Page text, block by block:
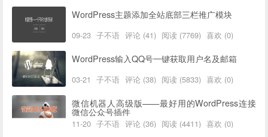
WordPress主题添加全站底部三栏推广模块
09-23 子不语 评论 (41) 阅读 (7769) 喜欢 (0)
WordPress输入QQ号一键获取用户名及邮箱
03-21 子不语 评论 (38) 阅读 (5833) 喜欢 (0)
微信机器人高级版——最好用的WordPress连接
微信公众号插件
11-20 子不语 评论 (36) 阅读 (4411) 喜欢 (0)